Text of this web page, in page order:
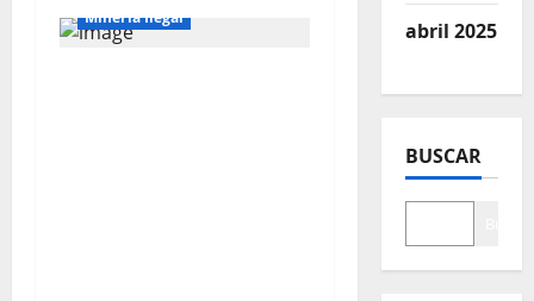
Mineria Ilegal
abril 2025
BUSCAR